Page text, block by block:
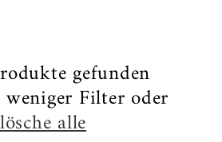
gefunden
weniger Filter oder
lösche alle